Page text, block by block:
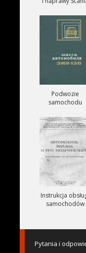
Podwozie
samochodu
Instrukcja
samochodów
Pytania i